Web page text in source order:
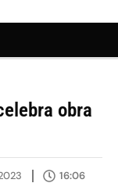
obra
16:06